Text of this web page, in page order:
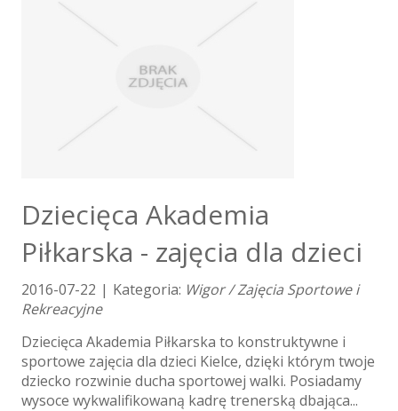
Zajęcia Sportowe i Rekreacyjne
Produkcja
Restauracje, Catering
Weterynaryjne, Hodowla Zwierząt
Sprzątanie, Porządkowanie
Serwis
Inne Usługi
Hotele i Noclegi
Podróże
Wypoczynek
Dziecięca Akademia
Piłkarska - zajęcia dla dzieci
2016-07-22 | Kategoria: Wigor / Zajęcia Sportowe i
Rekreacyjne
Dziecięca Akademia Piłkarska to konstruktywne i
sportowe zajęcia dla dzieci Kielce, dzięki którym twoje
dziecko rozwinie ducha sportowej walki. Posiadamy
wysoce wykwalifikowaną kadrę trenerską dbająca...